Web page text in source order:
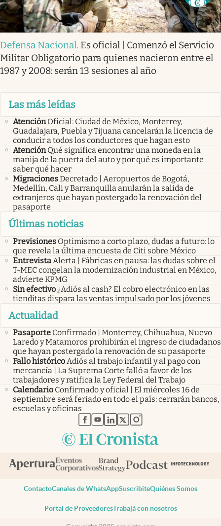
Defensa Nacional. Es oficial | Comenzó el Servicio
Militar Obligatorio para quienes nacieron entre el
1987 y 2008: serán 13 sesiones al año
Las más leídas
Atención Oficial: Ciudad de México, Monterrey,
Guadalajara, Puebla y Tijuana cancelarán la licencia de
conducir a todos los conductores que hagan esto
Atención Qué significa encontrar una moneda en la
manija de la puerta del auto y por qué es importante
saber qué hacer
MigracionesDecretado | Aeropuertos de Bogotá,
Medellín, Cali y Barranquilla anularán la salida de
extranjeros que hayan postergado la renovación del
pasaporte
Últimas noticias
Previsiones Optimismo a corto plazo, dudas a futuro: lo
que revela la última encuesta de Citi sobre México
Entrevista Alerta | Fábricas en pausa: las dudas sobre el
T-MEC congelan la modernización industrial en México,
advierte KPMG
Sin efectivo ¿Adiós al cash? El cobro electrónico en las
tienditas dispara las ventas impulsado por los jóvenes
Actualidad
Pasaporte Confirmado | Monterrey, Chihuahua, Nuevo
Laredo y Matamoros prohibirán el ingreso de ciudadanos
que hayan postergado la renovación de su pasaporte
Fallo históricoAdiós al trabajo infantil y al pago con
mercancía | La Suprema Corte falló a favor de los
trabajadores y ratifica la Ley Federal del Trabajo
Calendario Confirmado y oficial | El miércoles 16 de
septiembre será feriado en todo el país: cerrarán bancos,
escuelas y oficinas
abre en nueva pestaña
abre en nueva pestaña
abre en nueva pestaña
abre en nueva pestaña
abre en nueva pestaña
ContactoCanales de WhatsAppSuscribiteQuiénes Somos
Portal de ProveedoresTrabajá con nosotros